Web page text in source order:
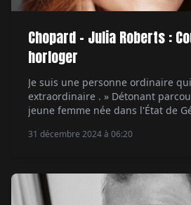
Chopard - Julia Roberts :
horloger
Je suis une personne ordinaire
extraordinaire . » Détonant
jeune femme née dans l'État de
majeure, Julia Roberts débarquait
31 décembre 2024 à 06:20